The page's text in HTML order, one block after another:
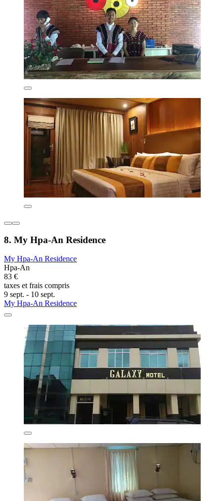
8. My Hpa-An Residence
My Hpa-An Residence
Hpa-An
83 €
taxes et frais compris
9 sept. - 10 sept.
My Hpa-An Residence